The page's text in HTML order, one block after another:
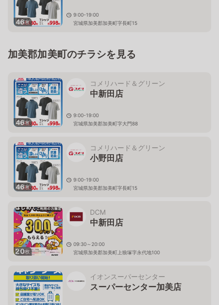
46枚
9:00-19:00
宮城県加美郡加美町字長町15
加美郡加美町のチラシを見る
46枚
コメリハード＆グリーン
中新田店
9:00-19:00
宮城県加美郡加美町字大門88
46枚
コメリハード＆グリーン
小野田店
9:00-19:00
宮城県加美郡加美町字長町15
20枚
DCM
中新田店
09:30～20:00
宮城県加美郡加美町上狼塚字永代地100
イオンスーパーセンター
スーパーセンター加美店